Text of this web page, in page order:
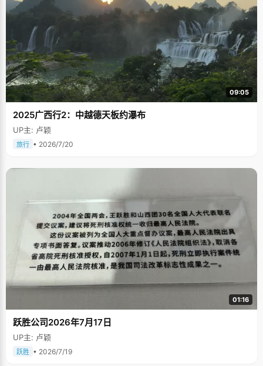
09:05
2025广西行2：中越德天板约瀑布
UP主: 卢颖
旅行 • 2026/7/20
01:16
跃胜公司2026年7月17日
UP主: 卢颖
跃胜 • 2026/7/19